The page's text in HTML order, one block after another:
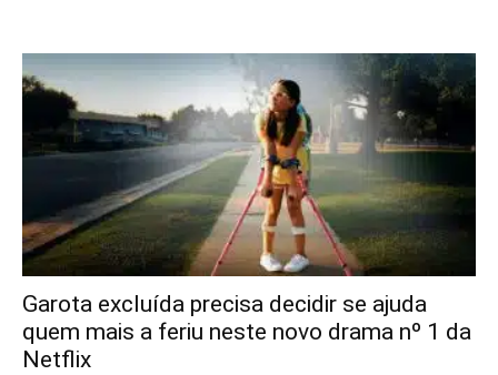
Garota excluída precisa decidir se ajuda
quem mais a feriu neste novo drama nº 1 da
Netflix